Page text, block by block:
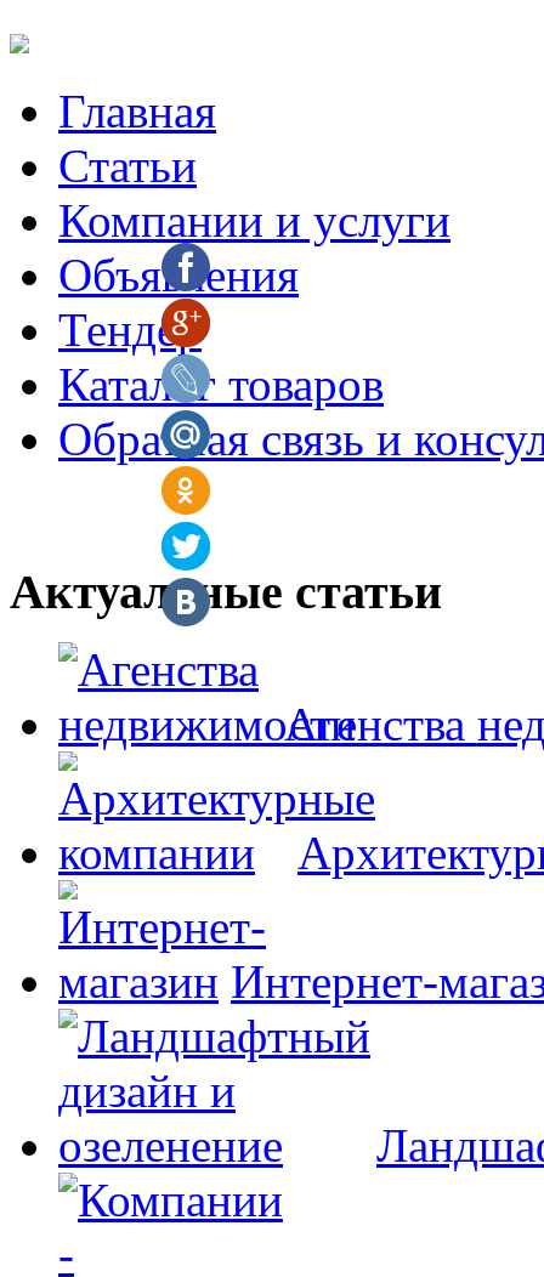
Главная
Статьи
Компании и услуги
Объявления
Тендер
Каталог товаров
Обратная связь и
Актуальные статьи
Агенства
Интернет-